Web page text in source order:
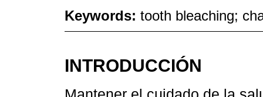
Keywords: tooth bleaching;
INTRODUCCIÓN